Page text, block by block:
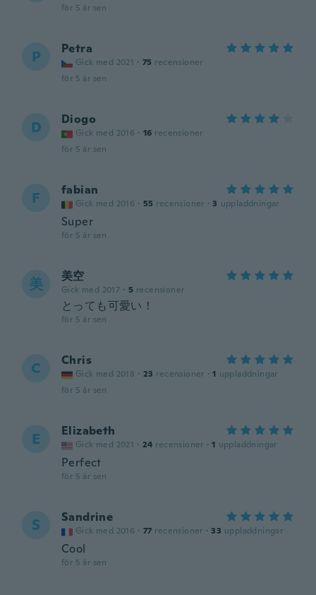
för 5 år sen
P Petra
Gick med 2021 · 75 recensioner
för 5 år sen
D Diogo
Gick med 2016 · 16 recensioner
för 5 år sen
F fabian
Gick med 2016 · 55 recensioner · 3 uppladdningar
Super
för 5 år sen
美 美空
Gick med 2017 · 5 recensioner
とっても可愛い！
för 5 år sen
C Chris
Gick med 2018 · 23 recensioner · 1 uppladdningar
för 5 år sen
E Elizabeth
Gick med 2021 · 24 recensioner · 1 uppladdningar
Perfect
för 5 år sen
S Sandrine
Gick med 2016 · 77 recensioner · 33 uppladdningar
Cool
för 5 år sen